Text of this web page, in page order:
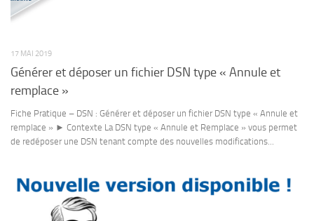
17 MAI 2019
Générer et déposer un fichier DSN type « Annule et
remplace »
Fiche Pratique – DSN : Générer et déposer un fichier DSN type « Annule et
remplace » ► Contexte La DSN type « Annule et Remplace » vous permet
de redéposer une DSN tenant compte des nouvelles modifications...